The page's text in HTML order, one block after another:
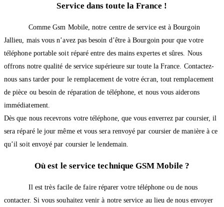
Service dans toute la France !
Comme Gsm Mobile, notre centre de service est à Bourgoin
Jallieu, mais vous n’avez pas besoin d’être à Bourgoin pour que votre
téléphone portable soit réparé entre des mains expertes et sûres. Nous
offrons notre qualité de service supérieure sur toute la France. Contactez-
nous sans tarder pour le remplacement de votre écran, tout remplacement
de pièce ou besoin de réparation de téléphone, et nous vous aiderons
immédiatement.
Dès que nous recevrons votre téléphone, que vous enverrez par coursier, il
sera réparé le jour même et vous sera renvoyé par coursier de manière à ce
qu’il soit envoyé par coursier le lendemain.
Où est le service technique GSM Mobile ?
Il est très facile de faire réparer votre téléphone ou de nous
contacter. Si vous souhaitez venir à notre service au lieu de nous envoyer